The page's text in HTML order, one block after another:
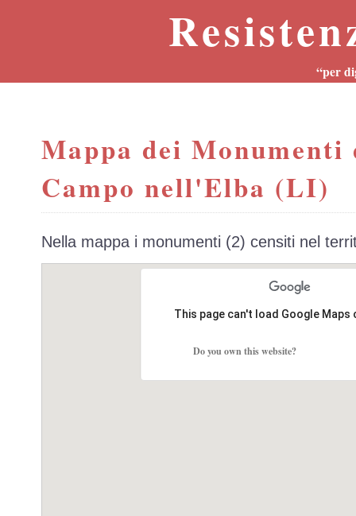
“per
Mappa dei Monumenti
Campo nell'Elba (LI)
Nella mappa i monumenti (2) censiti nel
This page can't load Google
Do you own this website?